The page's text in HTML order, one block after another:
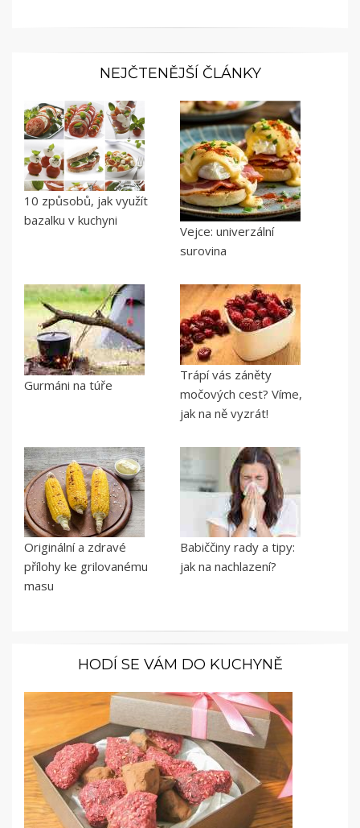
NEJČTENĚJŠÍ ČLÁNKY
10 způsobů, jak využít
bazalku v kuchyni
Vejce: univerzální
surovina
Gurmáni na túře
Trápí vás záněty
močových cest? Víme,
jak na ně vyzrát!
Originální a zdravé
přílohy ke grilovanému
masu
Babiččiny rady a tipy:
jak na nachlazení?
HODÍ SE VÁM DO KUCHYNĚ